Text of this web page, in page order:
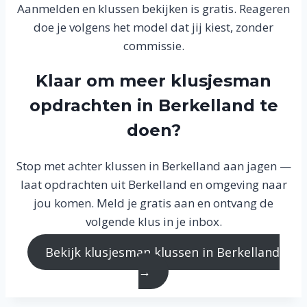
Aanmelden en klussen bekijken is gratis. Reageren
doe je volgens het model dat jij kiest, zonder
commissie.
Klaar om meer klusjesman
opdrachten in Berkelland te
doen?
Stop met achter klussen in Berkelland aan jagen —
laat opdrachten uit Berkelland en omgeving naar
jou komen. Meld je gratis aan en ontvang de
volgende klus in je inbox.
Bekijk klusjesman klussen in Berkelland
→